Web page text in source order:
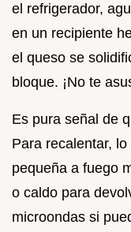
el refrigerador,
en un recipiente
el queso se
bloque. ¡No te
Es pura señal de
Para recalentar,
pequeña a fuego
o caldo para
microondas si